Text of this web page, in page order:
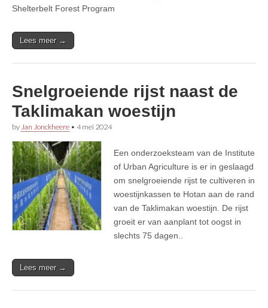
Shelterbelt Forest Program
Lees meer →
Snelgroeiende rijst naast de
Taklimakan woestijn
by Jan Jonckheere • 4 mei 2024
Een onderzoeksteam van de Institute
of Urban Agriculture is er in geslaagd
om snelgroeiende rijst te cultiveren in
woestijnkassen te Hotan aan de rand
van de Taklimakan woestijn. De rijst
groeit er van aanplant tot oogst in
slechts 75 dagen..
Lees meer →